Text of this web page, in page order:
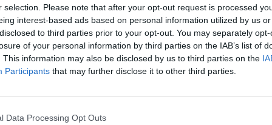
selection. Please note that after your opt-out request is processed
interest-based ads based on personal information utilized by us
to third parties prior to your opt-out. You may separately
of your personal information by third parties on the IAB’s list of
This information may also be disclosed by us to third parties on the
Participants that may further disclose it to other third parties.
Data Processing Opt Outs
μιλάμε για τον συνήθη ύποπτο, αυτόν που ήδη
Υπάρχει και κάποιος άλλος, τόσο επιδραστικός που
Ποιος είναι, σύμφωνα με τον Σωτήρη